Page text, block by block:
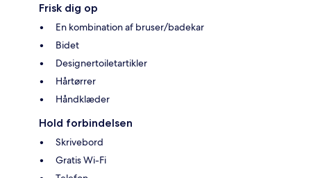
Frisk dig op
En kombination af bruser/badekar
Bidet
Designertoiletartikler
Hårtørrer
Håndklæder
Hold forbindelsen
Skrivebord
Gratis Wi-Fi